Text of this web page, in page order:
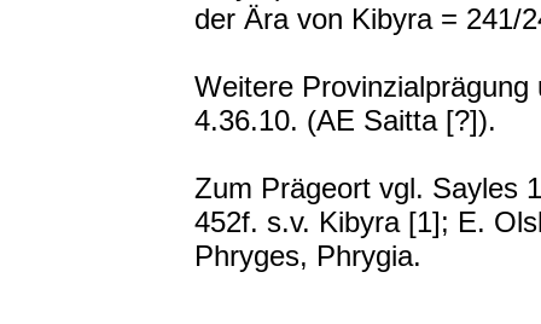
der Ära von Kibyra = 241/
Weitere
4.36.10. (AE Saitta [?]).
Zum Prägeort vgl. Sayles
452f. s.v. Kibyra [1]; E.
Phryges, Phrygia.